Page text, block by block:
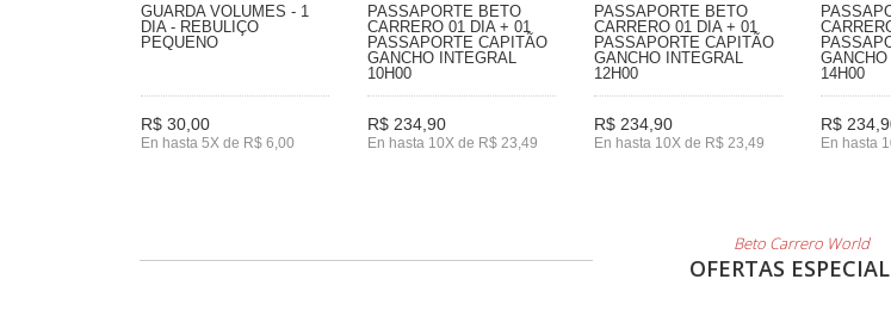
GUARDA VOLUMES - 1
DIA - REBULIÇO
PEQUENO
R$ 30,00
En hasta 5X de R$ 6,00
PASSAPORTE BETO
CARRERO 01 DIA + 01
PASSAPORTE CAPITÃO
GANCHO INTEGRAL
10H00
R$ 234,90
En hasta 10X de R$ 23,49
PASSAPORTE BETO
CARRERO 01 DIA + 01
PASSAPORTE CAPITÃO
GANCHO INTEGRAL
12H00
R$ 234,90
En hasta 10X de R$ 23,49
GANCHO
14H00
R$
En hasta
Beto Carrero World
OFERTAS